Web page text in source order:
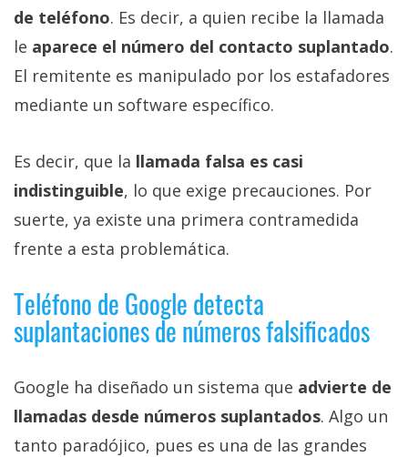
de teléfono. Es decir, a quien recibe la llamada
le aparece el número del contacto suplantado.
El remitente es manipulado por los estafadores
mediante un software específico.
Es decir, que la llamada falsa es casi
indistinguible, lo que exige precauciones. Por
suerte, ya existe una primera contramedida
frente a esta problemática.
Teléfono de Google detecta
suplantaciones de números falsificados
Google ha diseñado un sistema que advierte de
llamadas desde números suplantados. Algo un
tanto paradójico, pues es una de las grandes